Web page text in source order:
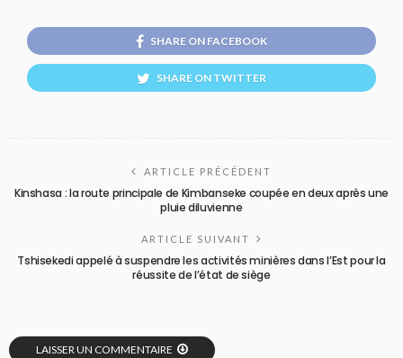
SHARE ON FACEBOOK
SHARE ON TWITTER
ARTICLE PRÉCÉDENT
Kinshasa : la route principale de Kimbanseke coupée en deux après une
pluie diluvienne
ARTICLE SUIVANT
Tshisekedi appelé à suspendre les activités minières dans l’Est pour la
réussite de l’état de siège
LAISSER UN COMMENTAIRE